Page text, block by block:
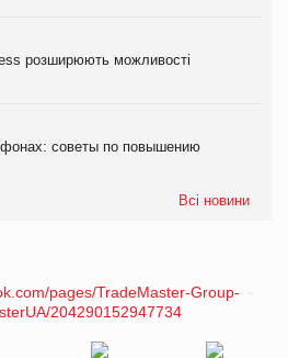
розширюють можливості
советы по повышению
Всі новини